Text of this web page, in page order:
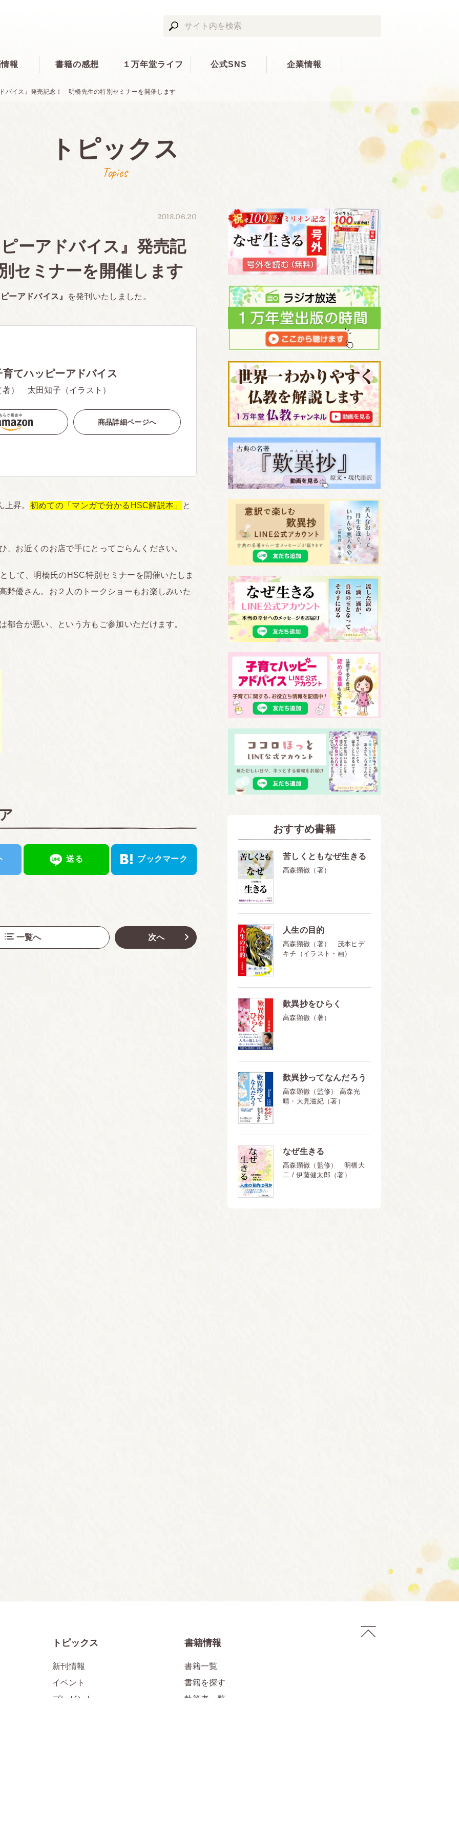
報 書籍の感想 １万年堂ライフ 公式SNS 企業情報
バイス』発売記念！ 明橋先生の特別セミナーを開催します
トピックス
Topics
2018.06.20
ーアドバイス』発売記
セミナーを開催します
ーアドバイス』 を発刊いたしました。
育てハッピーアドバイス
著） 太田知子（イラスト）
商品詳細ページへ
昇。 初めての「マンガで分かるHSC解説本」 と
お近くのお店で手にとってごらんください。
して、明橋氏のHSC特別セミナーを開催いたしま
野優さん。お２人のトークショーもお楽しみいた
合が悪い、という方もご参加いただけます。
送る ブックマーク
一覧へ 次へ
おすすめ書籍
苦しくともなぜ生きる
高森顕徹（著）
人生の目的
高森顕徹（著） 茂本ヒデ
キチ（イラスト・画）
歎異抄をひらく
高森顕徹（著）
歎異抄ってなんだろう
高森顕徹（監修） 高森光
晴・大見滋紀（著）
なぜ生きる
高森顕徹（監修） 明橋大
二 / 伊藤健太郎（著）
トピックス
新刊情報
イベント
プレゼント
書籍情報
書籍一覧
書籍を探す
執筆者一覧